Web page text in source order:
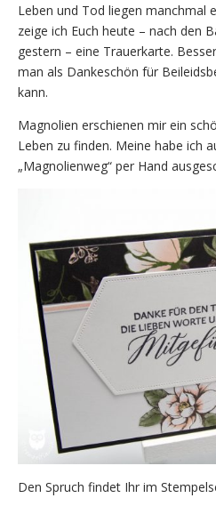
Leben und Tod liegen manchmal
zeige ich Euch heute – nach den
gestern – eine Trauerkarte.
man als Dankeschön für
kann.
Magnolien erschienen mir ein
Leben zu finden. Meine habe ich
„Magnolienweg“ per Hand
Den Spruch findet Ihr im